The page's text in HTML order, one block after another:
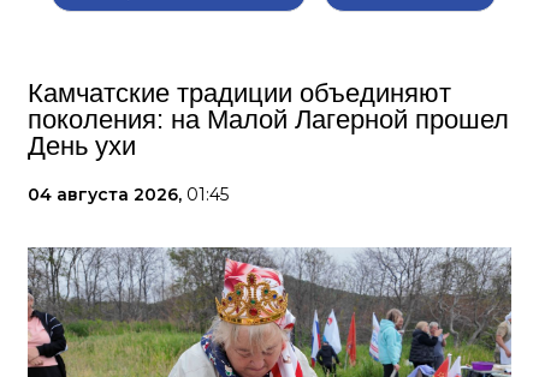
Камчатские традиции объединяют
поколения: на Малой Лагерной прошел
День ухи
04 августа 2026, 01:45